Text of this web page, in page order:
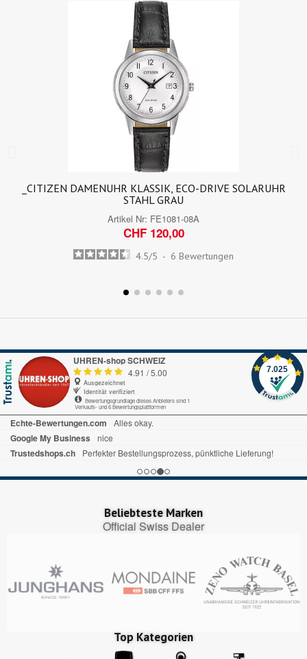
_CITIZEN DAMENUHR KLASSIK, ECO-DRIVE SOLARUHR
STAHL GRAU
Artikel Nr: FE1081-08A
CHF 120,00
4.5/5 - 6 Bewertungen
UHREN-shop SCHWEIZ
4.91 /5.00
Ausgezeichnet
Identität verifiziert
Bewertungsgrundlage dieses Anbieters sind 1
Verkaufs- und 6 Bewertungsplattformen
7.025
Echte-Bewertungen.com Alles okay.
Google My Business nice
Trustedshops.ch Perfekter Bestellungsprozess, pünktliche Lieferung!
Beliebteste Marken
Official Swiss Dealer
Top Kategorien